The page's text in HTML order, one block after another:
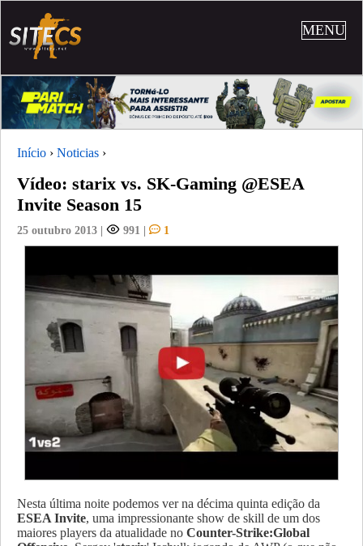
MENU
Início › Noticias ›
Vídeo: starix vs. SK-Gaming @ESEA
Invite Season 15
25 outubro 2013 | 991 | 1
Nesta última noite podemos ver na décima quinta edição da
ESEA Invite, uma impressionante show de skill de um dos
maiores players da atualidade no Counter-Strike:Global